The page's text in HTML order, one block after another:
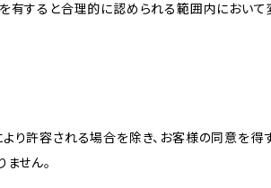
有すると合理的に認められる範囲内におい
り許容される場合を除き、お客様の同意を
せん。